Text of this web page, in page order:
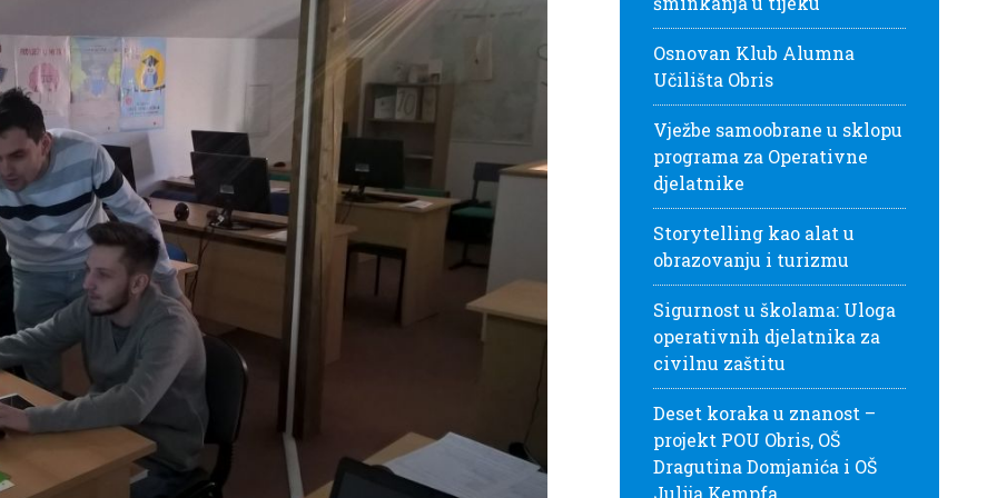
Osnovan Klub Alumna
Učilišta Obris
Vježbe samoobrane u sklopu
programa za Operativne
djelatnike
Storytelling kao alat u
obrazovanju i turizmu
Sigurnost u školama: Uloga
operativnih djelatnika za
civilnu zaštitu
Deset koraka u znanost –
projekt POU Obris, OŠ
Dragutina Domjanića i OŠ
Julija Kempfa